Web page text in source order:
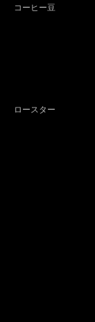
特集
コーヒー豆
ロースター